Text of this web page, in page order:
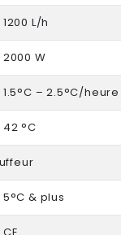
1200 L/h
2000 W
1.5°C – 2.5°C/heure
42 °C
5°C & plus